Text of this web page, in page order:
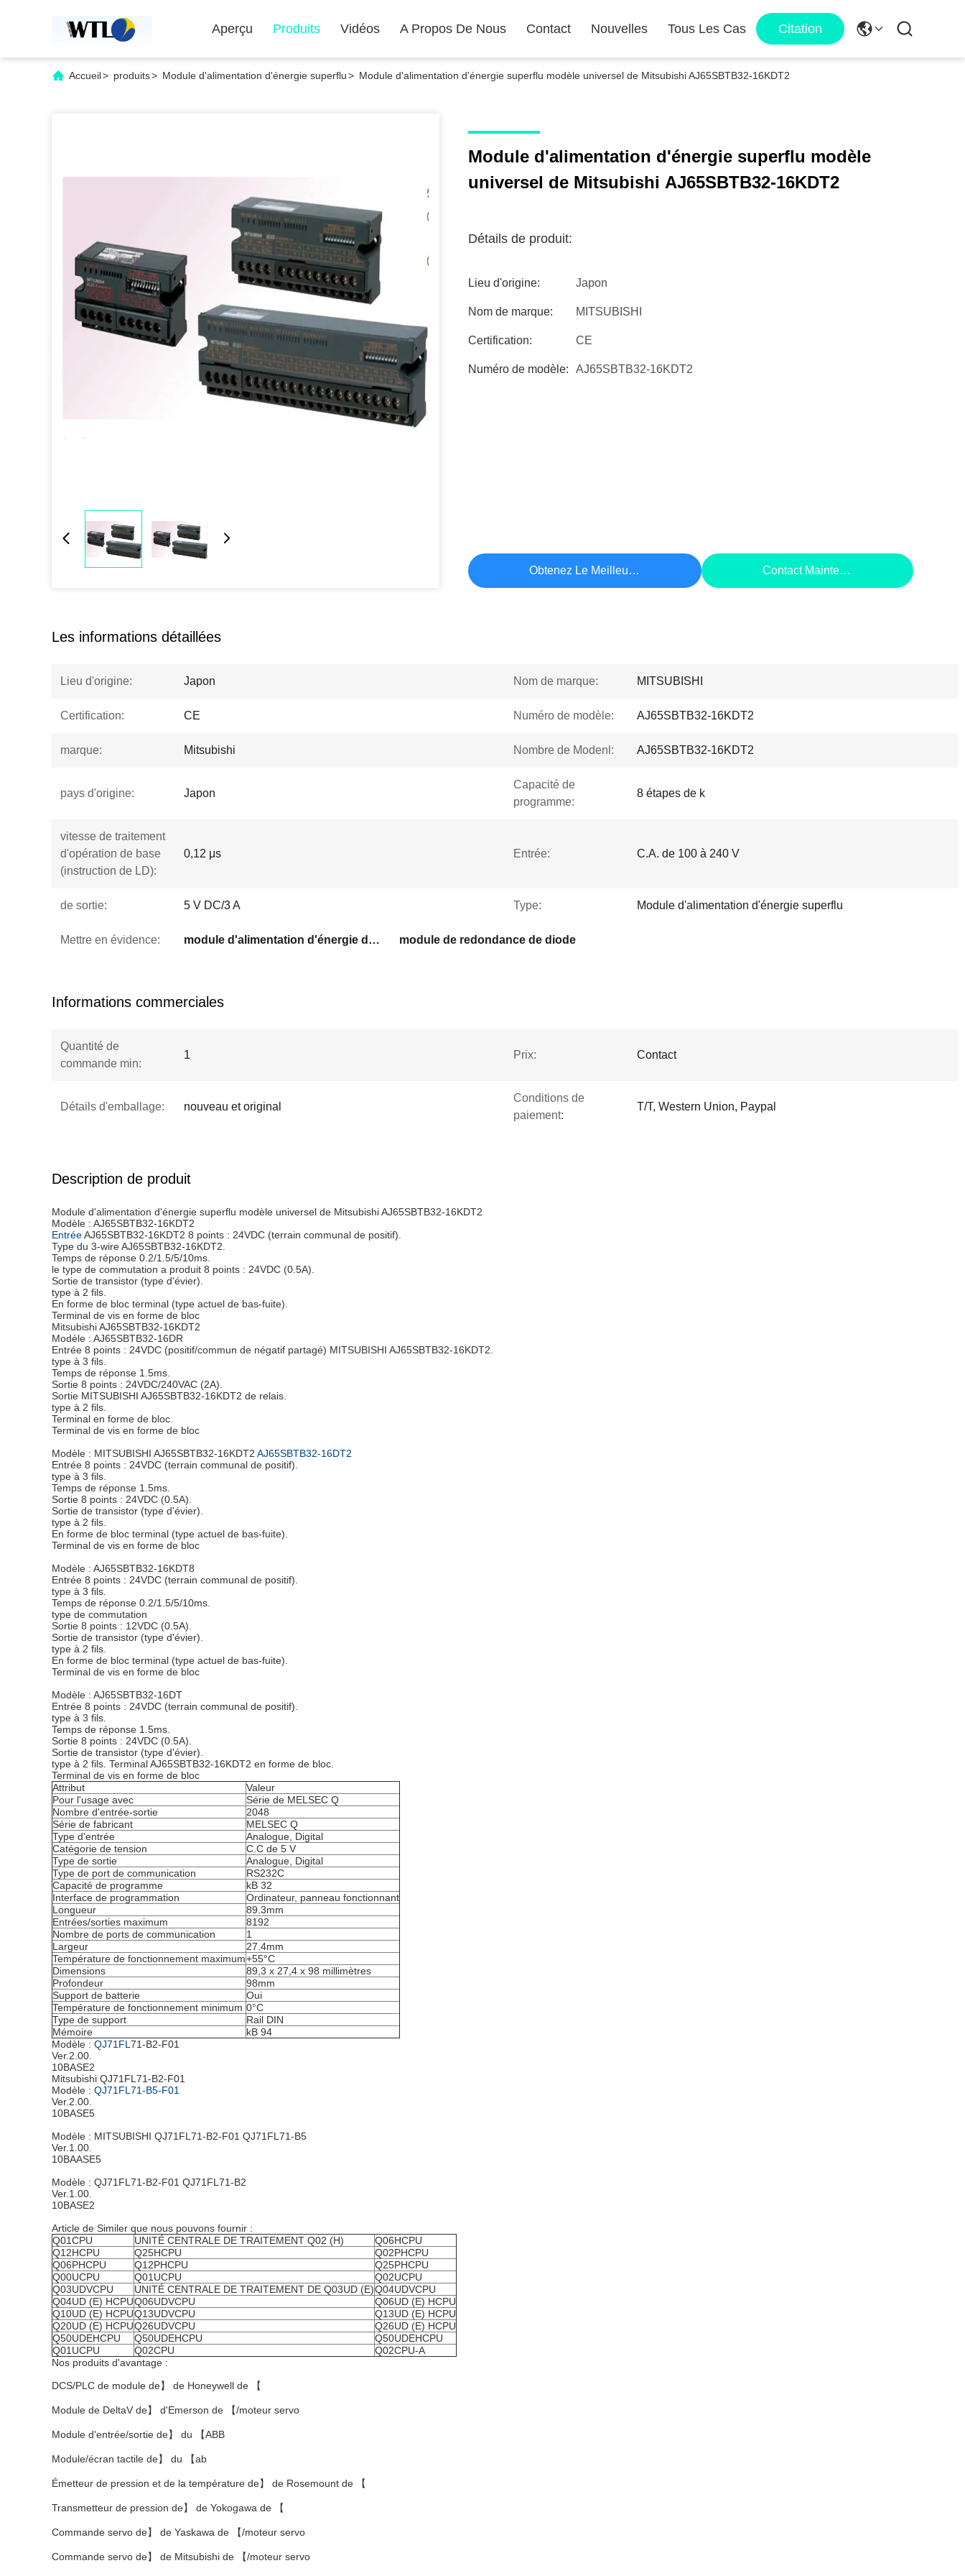
Aperçu Produits Vidéos A Propos De Nous Contact Nouvelles Tous Les Cas Citation
Accueil> produits> Module d'alimentation d'énergie superflu> Module d'alimentation d'énergie superflu modèle universel de Mitsubishi AJ65SBTB32-16KDT2
Module d'alimentation d'énergie superflu modèle
universel de Mitsubishi AJ65SBTB32-16KDT2
Détails de produit:
Lieu d'origine: Japon
Nom de marque: MITSUBISHI
Certification: CE
Numéro de modèle: AJ65SBTB32-16KDT2
Obtenez Le Meilleur Prix Contact Maintenant
Les informations détaillées
Lieu d'origine: Japon Nom de marque: MITSUBISHI
Certification: CE Numéro de modèle: AJ65SBTB32-16KDT2
marque: Mitsubishi Nombre de Modenl: AJ65SBTB32-16KDT2
pays d'origine: Japon
Capacité de
programme:
8 étapes de k
vitesse de traitement
d'opération de base
(instruction de LD):
0,12 μs Entrée: C.A. de 100 à 240 V
de sortie: 5 V DC/3 A Type: Module d'alimentation d'énergie superflu
Mettre en évidence: module d'alimentation d'énergie de PLC module de redondance de diode
Informations commerciales
Quantité de
commande min:
1 Prix: Contact
Détails d'emballage: nouveau et original
Conditions de
paiement:
T/T, Western Union, Paypal
Description de produit
Module d'alimentation d'énergie superflu modèle universel de Mitsubishi AJ65SBTB32-16KDT2
Modèle : AJ65SBTB32-16KDT2
EntréeAJ65SBTB32-16KDT2 8 points : 24VDC (terrain communal de positif).
Type du 3-wire AJ65SBTB32-16KDT2.
Temps de réponse 0.2/1.5/5/10ms.
le type de commutation a produit 8 points : 24VDC (0.5A).
Sortie de transistor (type d'évier).
type à 2 fils.
En forme de bloc terminal (type actuel de bas-fuite).
Terminal de vis en forme de bloc
Mitsubishi AJ65SBTB32-16KDT2
Modèle : AJ65SBTB32-16DR
Entrée 8 points : 24VDC (positif/commun de négatif partagé) MITSUBISHI AJ65SBTB32-16KDT2.
type à 3 fils.
Temps de réponse 1.5ms.
Sortie 8 points : 24VDC/240VAC (2A).
Sortie MITSUBISHI AJ65SBTB32-16KDT2 de relais.
type à 2 fils.
Terminal en forme de bloc.
Terminal de vis en forme de bloc
Modèle : MITSUBISHI AJ65SBTB32-16KDT2 AJ65SBTB32-16DT2
Entrée 8 points : 24VDC (terrain communal de positif).
type à 3 fils.
Temps de réponse 1.5ms.
Sortie 8 points : 24VDC (0.5A).
Sortie de transistor (type d'évier).
type à 2 fils.
En forme de bloc terminal (type actuel de bas-fuite).
Terminal de vis en forme de bloc
Modèle : AJ65SBTB32-16KDT8
Entrée 8 points : 24VDC (terrain communal de positif).
type à 3 fils.
Temps de réponse 0.2/1.5/5/10ms.
type de commutation
Sortie 8 points : 12VDC (0.5A).
Sortie de transistor (type d'évier).
type à 2 fils.
En forme de bloc terminal (type actuel de bas-fuite).
Terminal de vis en forme de bloc
Modèle : AJ65SBTB32-16DT
Entrée 8 points : 24VDC (terrain communal de positif).
type à 3 fils.
Temps de réponse 1.5ms.
Sortie 8 points : 24VDC (0.5A).
Sortie de transistor (type d'évier).
type à 2 fils. Terminal AJ65SBTB32-16KDT2 en forme de bloc.
Terminal de vis en forme de bloc
Attribut
Valeur
Pour l'usage avec
Série de MELSEC Q
Nombre d'entrée-sortie
2048
Série de fabricant
MELSEC Q
Type d'entrée
Analogue, Digital
Catégorie de tension
C.C de 5 V
Type de sortie
Analogue, Digital
Type de port de communication
RS232C
Capacité de programme
kB 32
Interface de programmation
Ordinateur, panneau fonctionnant
Longueur
89.3mm
Entrées/sorties maximum
8192
Nombre de ports de communication
1
Largeur
27.4mm
Température de fonctionnement maximum+55°C
Dimensions
89,3 x 27,4 x 98 millimètres
Profondeur
98mm
Support de batterie
Oui
Température de fonctionnement minimum 0°C
Type de support
Rail DIN
Mémoire
kB 94
Modèle : QJ71FL 71-B2-F01
Ver.2.00.
10BASE2
Mitsubishi QJ71FL71-B2-F01
Modèle : QJ71FL71-B5-F01
Ver.2.00.
10BASE5
Modèle : MITSUBISHI QJ71FL71-B2-F01 QJ71FL71-B5
Ver.1.00.
10BAASE5
Modèle : QJ71FL71-B2-F01 QJ71FL71-B2
Ver.1.00.
10BASE2
Article de Similer que nous pouvons fournir :
Q01CPU
UNITÉ CENTRALE DE TRAITEMENT Q02 (H)
Q06HCPU
Q12HCPU
Q25HCPU
Q02PHCPU
Q06PHCPU
Q12PHCPU
Q25PHCPU
Q00UCPU
Q01UCPU
Q02UCPU
Q03UDVCPU
UNITÉ CENTRALE DE TRAITEMENT DE Q03UD (E)Q04UDVCPU
Q04UD (E) HCPUQ06UDVCPU
Q06UD (E) HCPU
Q10UD (E) HCPUQ13UDVCPU
Q13UD (E) HCPU
Q20UD (E) HCPUQ26UDVCPU
Q26UD (E) HCPU
Q50UDEHCPU
Q50UDEHCPU
Q50UDEHCPU
Q01UCPU
Q02CPU
Q02CPU-A
Nos produits d'avantage :
DCS/PLC de module de】 de Honeywell de 【
Module de DeltaV de】 d'Emerson de 【/moteur servo
Module d'entrée/sortie de】 du 【ABB
Module/écran tactile de】 du 【ab
Émetteur de pression et de la température de】 de Rosemount de 【
Transmetteur de pression de】 de Yokogawa de 【
Commande servo de】 de Yaskawa de 【/moteur servo
Commande servo de】 de Mitsubishi de 【/moteur servo